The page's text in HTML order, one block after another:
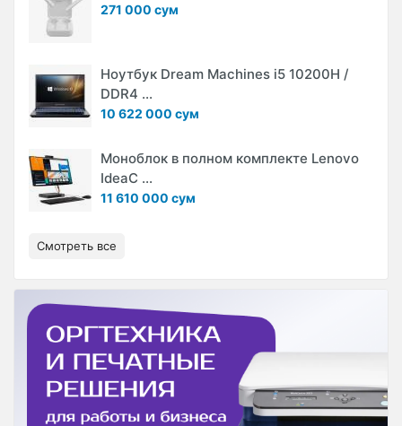
271 000 сум
Ноутбук Dream Machines i5 10200H /
DDR4 ...
10 622 000 сум
Моноблок в полном комплекте Lenovo
IdeaC ...
11 610 000 сум
Смотреть все